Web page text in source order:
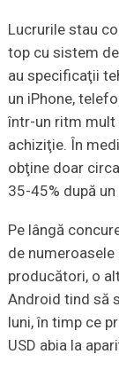
Lucrurile stau
top cu sistem
au specificaţii
un iPhone,
într-un ritm mult
achiziţie. În
obţine doar
35-45% după un
Pe lângă
de
producători, o
Android tind să
luni, în timp ce
USD abia la